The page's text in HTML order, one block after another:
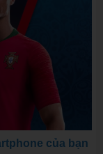
của bạn